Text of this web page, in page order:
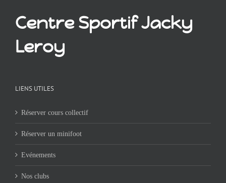
Centre Sportif Jacky
Leroy
LIENS UTILES
Réserver cours collectif
Réserver un minifoot
Evénements
Nos clubs